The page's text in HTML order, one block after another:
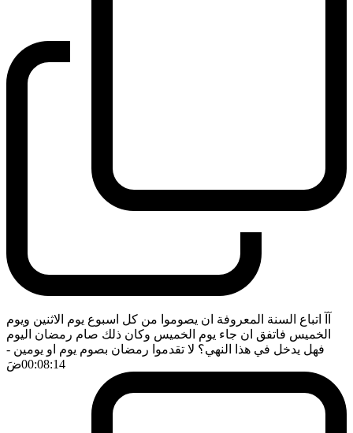
آآ اتباع السنة المعروفة ان يصوموا من كل اسبوع يوم الاثنين ويوم
الخميس فاتفق ان جاء يوم الخميس وكان ذلك صام رمضان اليوم
فهل يدخل في هذا النهي؟ لا تقدموا رمضان بصوم يوم او يومين -
00:08:14ضَ